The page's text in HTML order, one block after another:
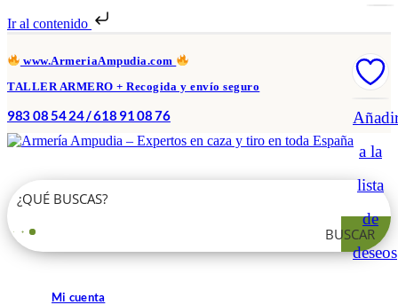
Ir al contenido
www.ArmeriaAmpudia.com
TALLER ARMERO + Recogida y envío seguro
983 08 54 24 / 618 91 08 76
BUSCAR
Mi cuenta
a la
lista
de
deseos